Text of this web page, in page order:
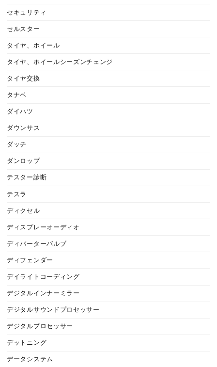
セキュリティ
セルスター
タイヤ、ホイール
タイヤ、ホイールシーズンチェンジ
タイヤ交換
タナベ
ダイハツ
ダウンサス
ダッチ
ダンロップ
テスター診断
テスラ
ディクセル
ディスプレーオーディオ
ディバーターバルブ
ディフェンダー
デイライトコーディング
デジタルインナーミラー
デジタルサウンドプロセッサー
デジタルプロセッサー
デットニング
データシステム